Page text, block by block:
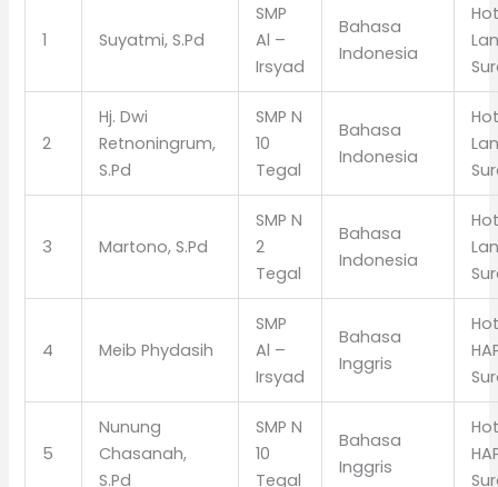
1 Suyatmi, S.Pd
SMP
Al –
Irsyad
Bahasa
Indonesia
2
Hj. Dwi
Retnoningrum,
S.Pd
SMP N
10
Tegal
Bahasa
Indonesia
3 Martono, S.Pd
SMP N
2
Tegal
Bahasa
Indonesia
4 Meib Phydasih
SMP
Al –
Irsyad
Bahasa
Inggris
5
Nunung
Chasanah,
S.Pd
SMP N
10
Tegal
Bahasa
Inggris